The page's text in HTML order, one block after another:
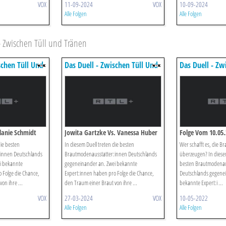
VOX 11-09-2024 VOX
Alle Folgen
10-09-2024
Alle Folgen
Tüll und Tränen
Tüll Und
Schmidt
besten
Deutschlands
bekannte
die Chance,
ihre ...
VOX
Das Duell - Zwischen Tüll Und
Tränen
Jowita Gartzke Vs. Vanessa Huber
In diesem Duell treten die besten
Brautmodenausstatter:innen Deutschlands
gegeneinander an. Zwei bekannte
Expert:innen haben pro Folge die Chance,
den Traum einer Braut von ihre ...
27-03-2024 VOX
Alle Folgen
Das Duell -
Tränen
Folge Vom
Wer schafft es, die
überzeugen? In
besten
Deutschlands
bekannte Expert:i ...
10-05-2022
Alle Folgen